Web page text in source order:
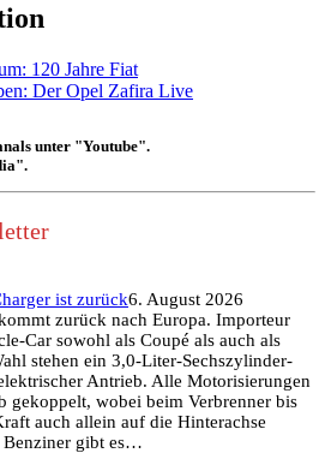
120 Jahre Fiat
Der Opel Zafira Live
unter "Youtube".
ist zurück6. August 2026
zurück nach Europa. Importeur
Car sowohl als Coupé als auch als
stehen ein 3,0-Liter-Sechszylinder-
Antrieb. Alle Motorisierungen
gekoppelt, wobei beim Verbrenner bis
auch allein auf die Hinterachse
gibt es…